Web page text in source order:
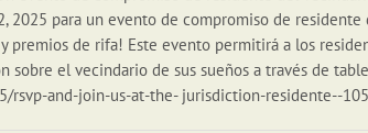
2025 para un evento de compromiso de residente
premios de rifa! Este evento permitirá a los
sobre el vecindario de sus sueños a través de
rsvp-and-join-us-at-the- jurisdiction-residente--